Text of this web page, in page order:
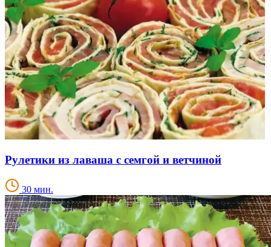
Рулетики из лаваша с семгой и ветчиной
30 мин.